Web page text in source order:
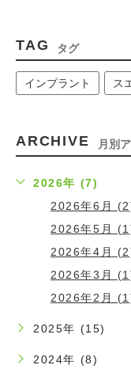
TAG タグ
インプラント ス
ARCHIVE 月別
2026年 (7)
2026年6月
2026年5月
2026年4月
2026年3月
2026年2月
2025年 (15)
2024年 (8)